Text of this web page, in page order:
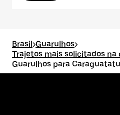
Brasil>Guarulhos>
Trajetos mais solicitados na
Guarulhos para